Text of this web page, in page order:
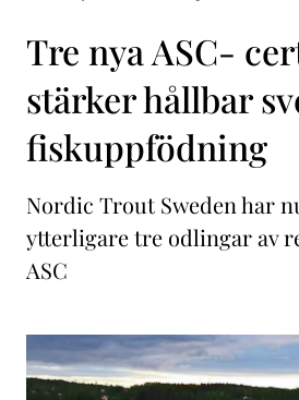
Tre nya ASC-
stärker hållbar
fiskuppfödning
Nordic Trout Sweden har
ytterligare tre odlingar av
ASC